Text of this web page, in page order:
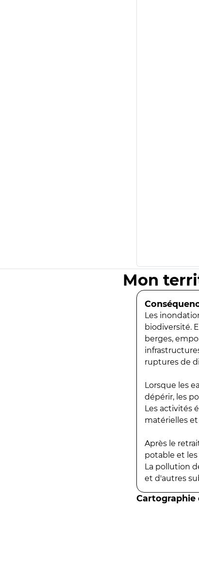
Mon
Les
biodiversité.
berges,
ruptures de
Lorsque les
dépérir, les
Les activités
matérielles
Après le
potable et
La pollution
et d'autres
Cartographie